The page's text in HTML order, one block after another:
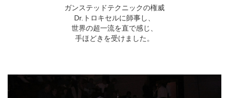
ガンステッドテクニックの権威
Dr.トロキセルに師事し、
世界の超一流を直で感じ、
手ほどきを受けました。